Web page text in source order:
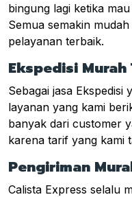
bingung lagi ketika
Semua semakin
pelayanan terbaik.
Ekspedisi
Sebagai jasa
layanan yang kami
banyak dari customer
karena tarif yang kami
Pengiriman
Calista Express selalu